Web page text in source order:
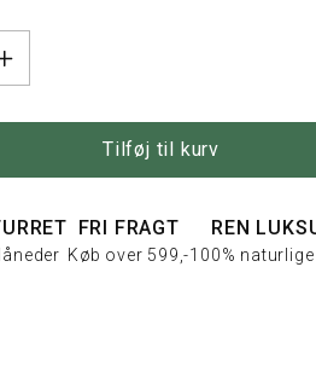
Tilføj til kurv
FRI FRAGT
Køb over 599,-
REN
100%